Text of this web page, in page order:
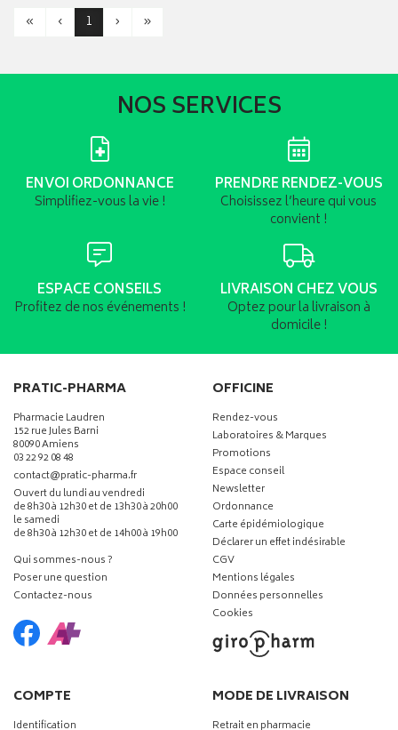
« ‹ 1 › »
NOS SERVICES
ENVOI ORDONNANCE
Simplifiez-vous la vie !
PRENDRE RENDEZ-VOUS
Choisissez l’heure qui vous
convient !
ESPACE CONSEILS
Profitez de nos événements !
LIVRAISON CHEZ VOUS
Optez pour la livraison à
domicile !
PRATIC-PHARMA
Pharmacie Laudren
152 rue Jules Barni
80090 Amiens
03 22 92 08 48
contact-
@-
pratic-pharma.fr
Ouvert du lundi au vendredi
de 8h30 à 12h30 et de 13h30 à 20h00
le samedi
de 8h30 à 12h30 et de 14h00 à 19h00
Qui sommes-nous ?
Poser une question
Contactez-nous
OFFICINE
Rendez-vous
Laboratoires & Marques
Promotions
Espace conseil
Newsletter
Ordonnance
Carte épidémiologique
Déclarer un effet indésirable
CGV
Mentions légales
Données personnelles
Cookies
COMPTE
Identification
MODE DE LIVRAISON
Retrait en pharmacie